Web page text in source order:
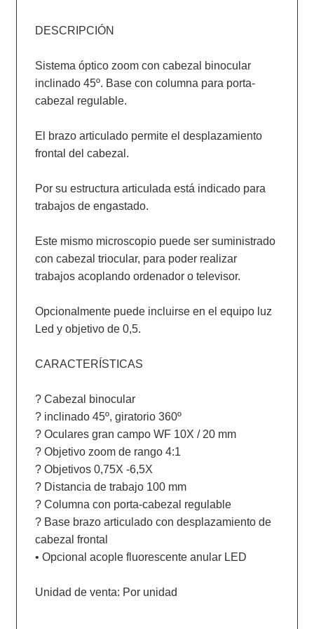
DESCRIPCIÓN
Sistema óptico zoom con cabezal binocular
inclinado 45º. Base con columna para porta-
cabezal regulable.
El brazo articulado permite el desplazamiento
frontal del cabezal.
Por su estructura articulada está indicado para
trabajos de engastado.
Este mismo microscopio puede ser suministrado
con cabezal triocular, para poder realizar
trabajos acoplando ordenador o televisor.
Opcionalmente puede incluirse en el equipo luz
Led y objetivo de 0,5.
CARACTERÍSTICAS
? Cabezal binocular
? inclinado 45º, giratorio 360º
? Oculares gran campo WF 10X / 20 mm
? Objetivo zoom de rango 4:1
? Objetivos 0,75X -6,5X
? Distancia de trabajo 100 mm
? Columna con porta-cabezal regulable
? Base brazo articulado con desplazamiento de
cabezal frontal
• Opcional acople fluorescente anular LED
Unidad de venta: Por unidad